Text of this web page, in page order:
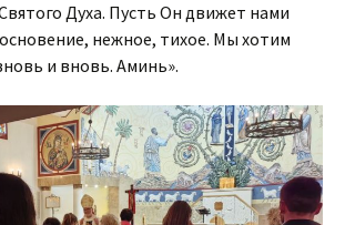
Духа. Пусть Он движет нами
нежное, тихое. Мы хотим
и вновь. Аминь».